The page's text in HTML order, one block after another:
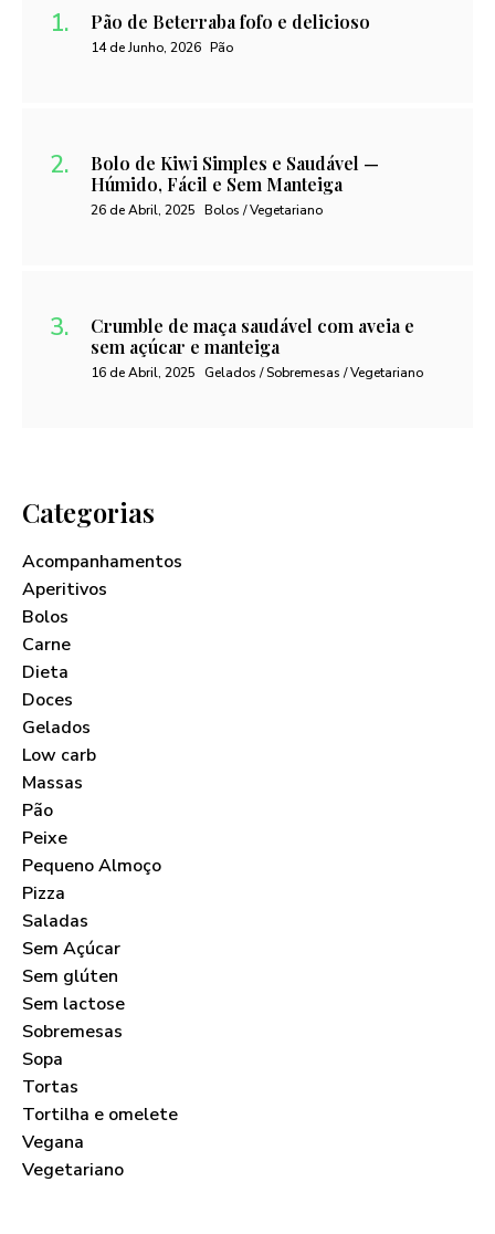
Pão de Beterraba fofo e delicioso
14 de Junho, 2026 Pão
Bolo de Kiwi Simples e Saudável —
Húmido, Fácil e Sem Manteiga
26 de Abril, 2025 Bolos / Vegetariano
Crumble de maça saudável com aveia e
sem açúcar e manteiga
16 de Abril, 2025 Gelados / Sobremesas / Vegetariano
Categorias
Acompanhamentos
Aperitivos
Bolos
Carne
Dieta
Doces
Gelados
Low carb
Massas
Pão
Peixe
Pequeno Almoço
Pizza
Saladas
Sem Açúcar
Sem glúten
Sem lactose
Sobremesas
Sopa
Tortas
Tortilha e omelete
Vegana
Vegetariano